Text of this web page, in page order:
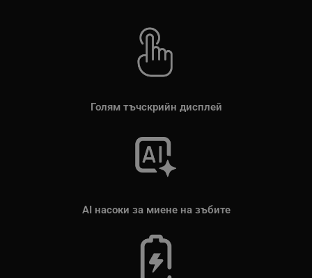
Голям тъчскрийн дисплей
AI насоки за миене на зъбите